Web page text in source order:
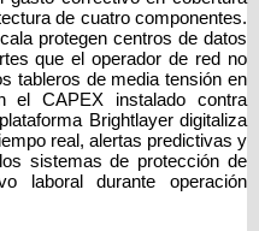
de cuatro componentes.
protegen centros de datos
que el operador de red no
tableros de media tensión en
el CAPEX instalado contra
Brightlayer digitaliza
real, alertas predictivas y
sistemas de protección de
laboral durante operación